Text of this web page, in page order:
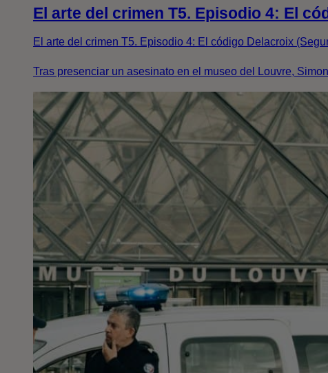
El arte del crimen T5. Episodio 4: El
El arte del crimen T5. Episodio 4: El código Delacroix
Tras presenciar un asesinato en el museo del Louvre,